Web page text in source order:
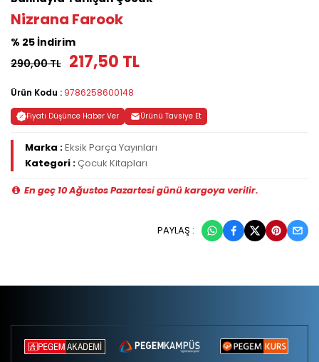
Nizrana Farook
% 25 İndirim
290,00 TL 217,50 TL
Ürün Kodu : 9786258600148
Fiyatı Düşünce Haber Ver Ürünü Tavsiye Et
Marka :Eksik Parça Yayınları
Kategori :Çocuk Kitapları
En geç 10 Ağustos Pazartesi günü kargoya verilir.
PAYLAŞ :